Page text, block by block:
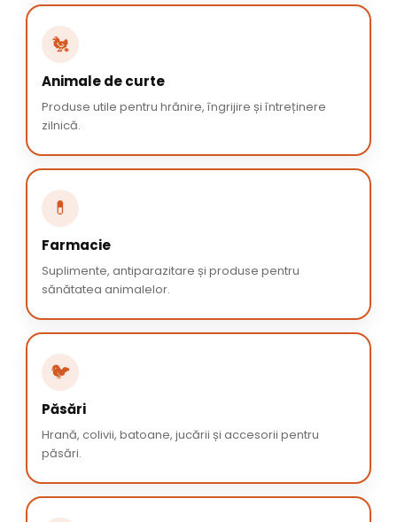
🐔
Animale de curte
Produse utile pentru hrănire, îngrijire și întreținere
zilnică.
💊
Farmacie
Suplimente, antiparazitare și produse pentru
sănătatea animalelor.
🐦
Păsări
Hrană, colivii, batoane, jucării și accesorii pentru
păsări.